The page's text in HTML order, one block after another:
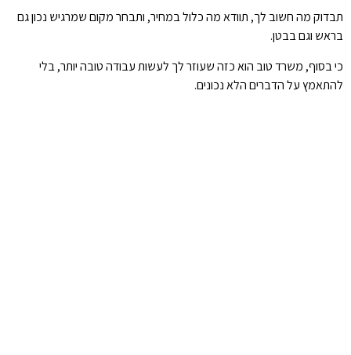
תבדוק מה חשוב לך, תוודא מה כלול במחיר, ותבחר מקום שמרגיש נכון גם
בראש וגם בבטן.
כי בסוף, משרד טוב הוא כזה שעוזר לך לעשות עבודה טובה יותר, בלי
להתאמץ על הדברים הלא נכונים.